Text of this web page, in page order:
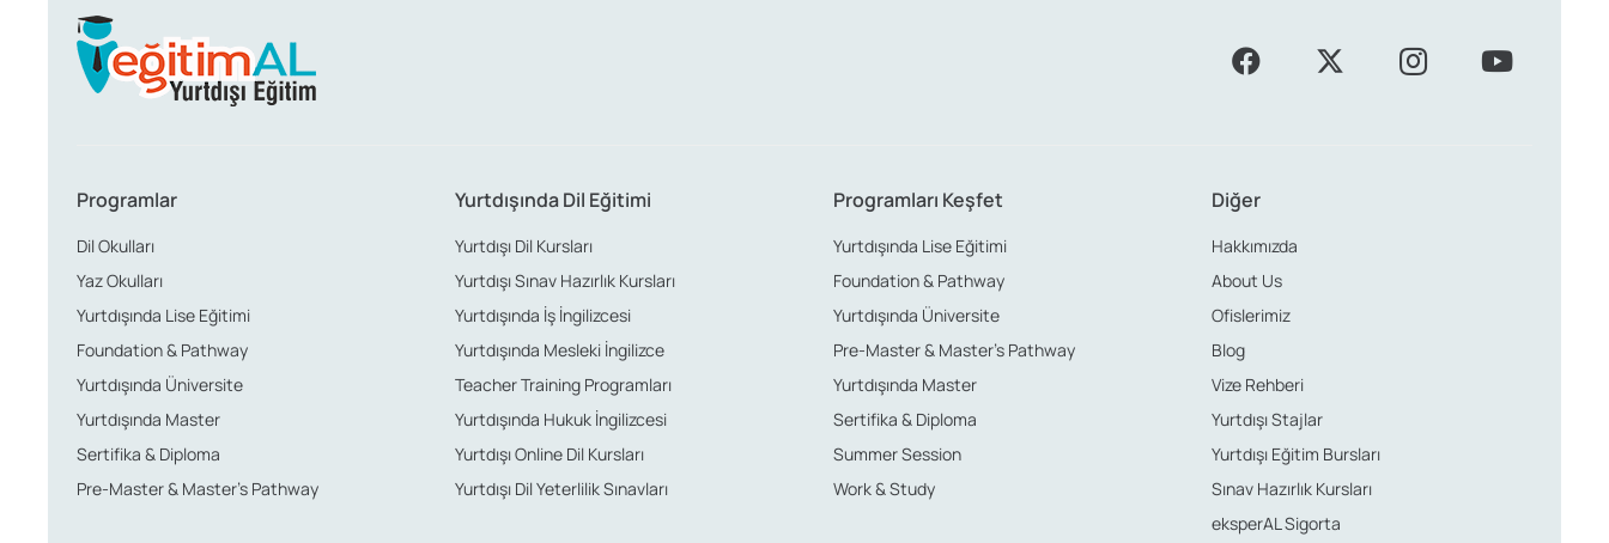
Programlar
Dil Okulları
Yaz Okulları
Yurtdışında Lise Eğitimi
Foundation & Pathway
Yurtdışında Üniversite
Yurtdışında Master
Sertifika & Diploma
Pre-Master & Master’s Pathway
Yurtdışında Dil Eğitimi
Yurtdışı Dil Kursları
Yurtdışı Sınav Hazırlık Kursları
Yurtdışında İş İngilizcesi
Yurtdışında Mesleki İngilizce
Teacher Training Programları
Yurtdışında Hukuk İngilizcesi
Yurtdışı Online Dil Kursları
Yurtdışı Dil Yeterlilik Sınavları
Programları Keşfet
Yurtdışında Lise Eğitimi
Foundation & Pathway
Yurtdışında Üniversite
Pre-Master & Master’s Pathway
Yurtdışında Master
Sertifika & Diploma
Summer Session
Work & Study
Diğer
Hakkımızda
About Us
Ofislerimiz
Blog
Vize Rehberi
Yurtdışı Stajlar
Yurtdışı Eğitim Bursları
Sınav Hazırlık Kursları
eksperAL Sigorta